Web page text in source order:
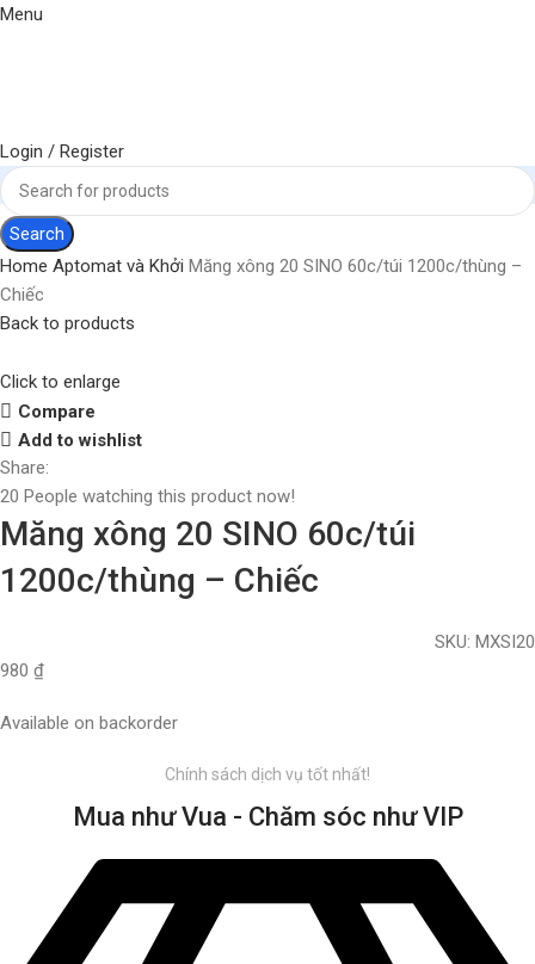
Menu
Login / Register
Search
Home Aptomat và Khởi Măng xông 20 SINO 60c/túi 1200c/thùng –
Chiếc
Back to products
Click to enlarge
Compare
Add to wishlist
Share:
20 People watching this product now!
Măng xông 20 SINO 60c/túi
1200c/thùng – Chiếc
SKU: MXSI20
980 ₫
Available on backorder
Chính sách dịch vụ tốt nhất!
Mua như Vua - Chăm sóc như VIP